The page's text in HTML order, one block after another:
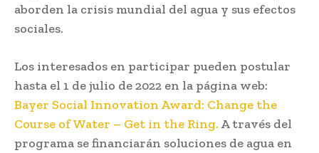
aborden la crisis mundial del agua y sus efectos
sociales.
Los interesados en participar pueden postular
hasta el 1 de julio de 2022 en la página web:
Bayer Social Innovation Award: Change the
Course of Water – Get in the Ring. A través del
programa se financiarán soluciones de agua en